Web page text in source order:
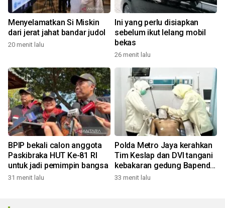
Menyelamatkan Si Miskin
dari jerat jahat bandar judol
20 menit lalu
Ini yang perlu disiapkan
sebelum ikut lelang mobil
bekas
26 menit lalu
BPIP bekali calon anggota
Paskibraka HUT Ke-81 RI
untuk jadi pemimpin bangsa
31 menit lalu
Polda Metro Jaya kerahkan
Tim Keslap dan DVI tangani
kebakaran gedung Bapenda
DKI
33 menit lalu